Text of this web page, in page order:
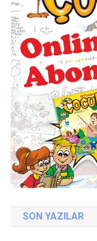
SON YAZILAR